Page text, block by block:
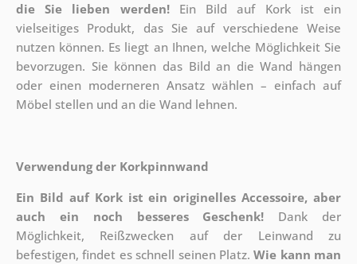
die Sie lieben werden!Ein Bild auf Kork ist ein
vielseitiges Produkt, das Sie auf verschiedene Weise
nutzen können. Es liegt an Ihnen, welche Möglichkeit Sie
bevorzugen. Sie können das Bild an die Wand hängen
oder einen moderneren Ansatz wählen – einfach auf
Möbel stellen und an die Wand lehnen.
Verwendung der Korkpinnwand
Ein Bild auf Kork ist ein originelles Accessoire, aber
auch ein noch besseres Geschenk! Dank der
Möglichkeit, Reißzwecken auf der Leinwand zu
befestigen, findet es schnell seinen Platz.Wie kann man